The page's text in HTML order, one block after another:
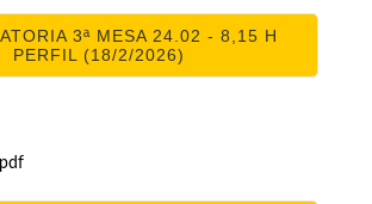
3ª MESA 24.02 - 8,15 H
PERFIL (18/2/2026)